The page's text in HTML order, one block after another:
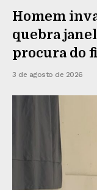
Homem
quebra
procura do
3 de agosto de 2026